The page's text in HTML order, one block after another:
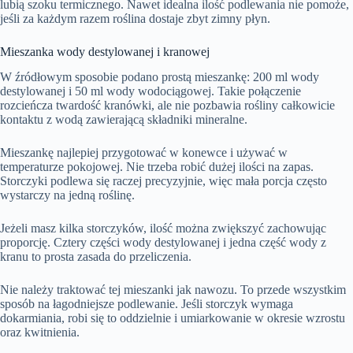
e
m
n
g
c
lubią szoku termicznego. Nawet idealna ilość podlewania nie pomoże,
jeśli za każdym razem roślina dostaje zbyt zimny płyn.
Mieszanka wody destylowanej i kranowej
W źródłowym sposobie podano prostą mieszankę: 200 ml wody
destylowanej i 50 ml wody wodociągowej. Takie połączenie
rozcieńcza twardość kranówki, ale nie pozbawia rośliny całkowicie
kontaktu z wodą zawierającą składniki mineralne.
Mieszankę najlepiej przygotować w konewce i używać w
temperaturze pokojowej. Nie trzeba robić dużej ilości na zapas.
Storczyki podlewa się raczej precyzyjnie, więc mała porcja często
wystarczy na jedną roślinę.
Jeżeli masz kilka storczyków, ilość można zwiększyć zachowując
proporcję. Cztery części wody destylowanej i jedna część wody z
kranu to prosta zasada do przeliczenia.
Nie należy traktować tej mieszanki jak nawozu. To przede wszystkim
sposób na łagodniejsze podlewanie. Jeśli storczyk wymaga
dokarmiania, robi się to oddzielnie i umiarkowanie w okresie wzrostu
oraz kwitnienia.